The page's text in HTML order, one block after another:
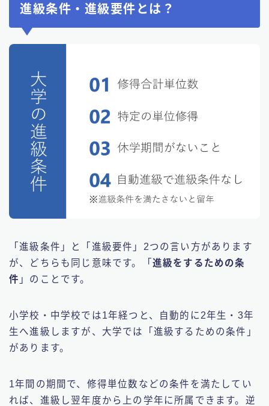
進級条件・進級要件とは？
「進級条件」と「進級要件」2つの言い方があります
が、どちらも同じ意味です。「 進級をするための条
件 」のことです。
小学校・中学校では1年経つと、自動的に2年生・3年
生へ進級しますが、大学では「進級するための条件」
があります。
1年間の期間で、修得単位数などの条件を満たしてい
れば、進級し翌年度から上の学年に所属できます。逆